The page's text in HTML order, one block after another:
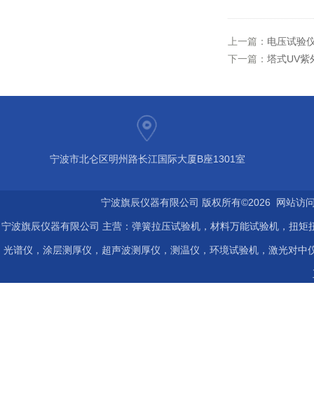
上一篇： 电压试验
下一篇： 塔式UV紫
宁波市北仑区明州路长江国际大厦B座1301室
宁波旗辰仪器有限公司 版权所有©2026 网站
宁波旗辰仪器有限公司 主营：弹簧拉压试验机，材料万能试验机，扭
光谱仪，涂层测厚仪，超声波测厚仪，测温仪，环境试验机，激光对